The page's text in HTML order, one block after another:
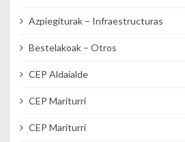
Azpiegiturak – Infraestructuras
Bestelakoak – Otros
CEP Aldaialde
CEP Mariturri
CEP Mariturri